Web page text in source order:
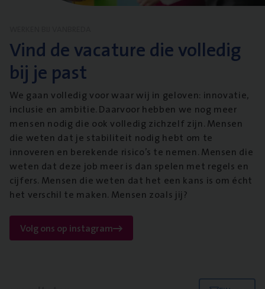
Vind de vacature die volledig
bij je past
We gaan volledig voor waar wij in geloven: innovatie,
inclusie en ambitie. Daarvoor hebben we nog meer
mensen nodig die ook volledig zichzelf zijn. Mensen
die weten dat je stabiliteit nodig hebt om te
innoveren en berekende risico’s te nemen. Mensen die
weten dat deze job meer is dan spelen met regels en
cijfers. Mensen die weten dat het een kans is om écht
het verschil te maken. Mensen zoals jij?
Volg ons op instagram